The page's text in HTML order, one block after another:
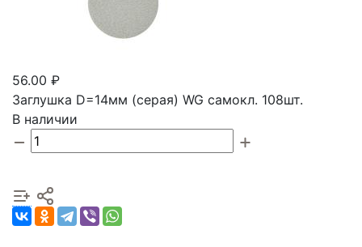
56.00 ₽
Заглушка D=14мм (серая) WG самокл. 108шт.
В наличии